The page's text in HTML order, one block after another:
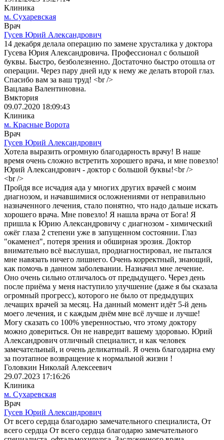
Клиника
м. Сухаревская
Врач
Гусев Юрий Александрович
14 декабря делала операцию по замене хрусталика у доктора
Гусева Юрия Александровича. Профессионал с большой
буквы. Быстро, безболезненно. Достаточно быстро отошла от
операции. Через пару дней иду к нему же делать второй глаз.
Спасибо вам за ваш труд! <br />
Вацлава Валентиновна.
Вмктория
09.07.2020 18:09:43
Клиника
м. Красные Ворота
Врач
Гусев Юрий Александрович
Хотела выразить огромную благодарность врачу! В наше
время очень сложно встретить хорошего врача, и мне повезло!
Юрий Александрович - доктор с большой буквы!<br />
<br />
Пройдя все исчадия ада у многих других врачей с моим
диагнозом, и начавшимися осложнениями от неправильно
назначенного лечения, стало понятно, что надо дальше искать
хорошего врача. Мне повезло! Я нашла врача от Бога! Я
пришла к Юрию Александровичу с диагнозом - химический
ожёг глаза 2 степени уже в запущенном состоянии. Глаз
"окаменел", потеря зрения и обширная эрозия. Доктор
внимательно всё выслушал, продиагностировал, не пытался
мне навязать ничего лишнего. Очень корректный, знающий,
как помочь в данном заболевании. Назначил мне лечение.
Оно очень сильно отличалось от предыдущего. Через день
после приёма у меня наступило улучшение (даже я бы сказала
огромный прогресс), которого не было от предыдущих
лечащих врачей за месяц. На данный момент идёт 5-й день
моего лечения, и с каждым днём мне всё лучше и лучше!
Могу сказать со 100% уверенностью, что этому доктору
можно довериться. Он не навредит вашему здоровью. Юрий
Александрович отличный специалист, и как человек
замечательный, и очень деликатный. Я очень благодарна ему
за поэтапное возвращение к нормальной жизни !
Головкин Николай Алексеевич
29.07.2023 17:16:26
Клиника
м. Сухаревская
Врач
Гусев Юрий Александрович
От всего сердца благодарю замечательного специалиста, От
всего сердца От всего сердца благодарю замечательного